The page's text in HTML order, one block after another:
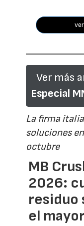
Ver más
Especial
La firma
soluciones
octubre
MB
2026:
residuo
el